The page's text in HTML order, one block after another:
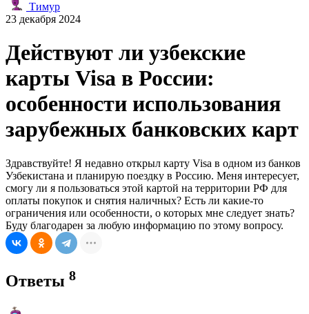
Тимур
23 декабря 2024
Действуют ли узбекские
карты Visa в России:
особенности использования
зарубежных банковских карт
Здравствуйте! Я недавно открыл карту Visa в одном из банков
Узбекистана и планирую поездку в Россию. Меня интересует,
смогу ли я пользоваться этой картой на территории РФ для
оплаты покупок и снятия наличных? Есть ли какие-то
ограничения или особенности, о которых мне следует знать?
Буду благодарен за любую информацию по этому вопросу.
Ответы 8